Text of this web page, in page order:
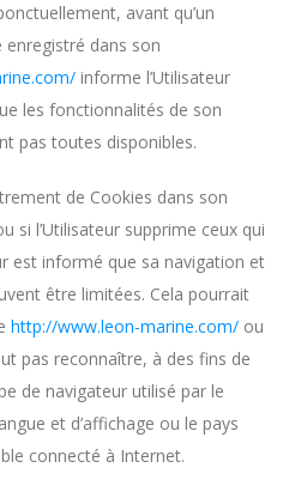
avant qu’un
enregistré dans son
informe l’Utilisateur
les fonctionnalités de son
pas toutes disponibles.
de Cookies dans son
si l’Utilisateur supprime ceux qui
est informé que sa navigation et
être limitées. Cela pourrait
http://www.leon-marine.com/ ou
pas reconnaître, à des fins de
de navigateur utilisé par le
et d’affichage ou le pays
connecté à Internet.